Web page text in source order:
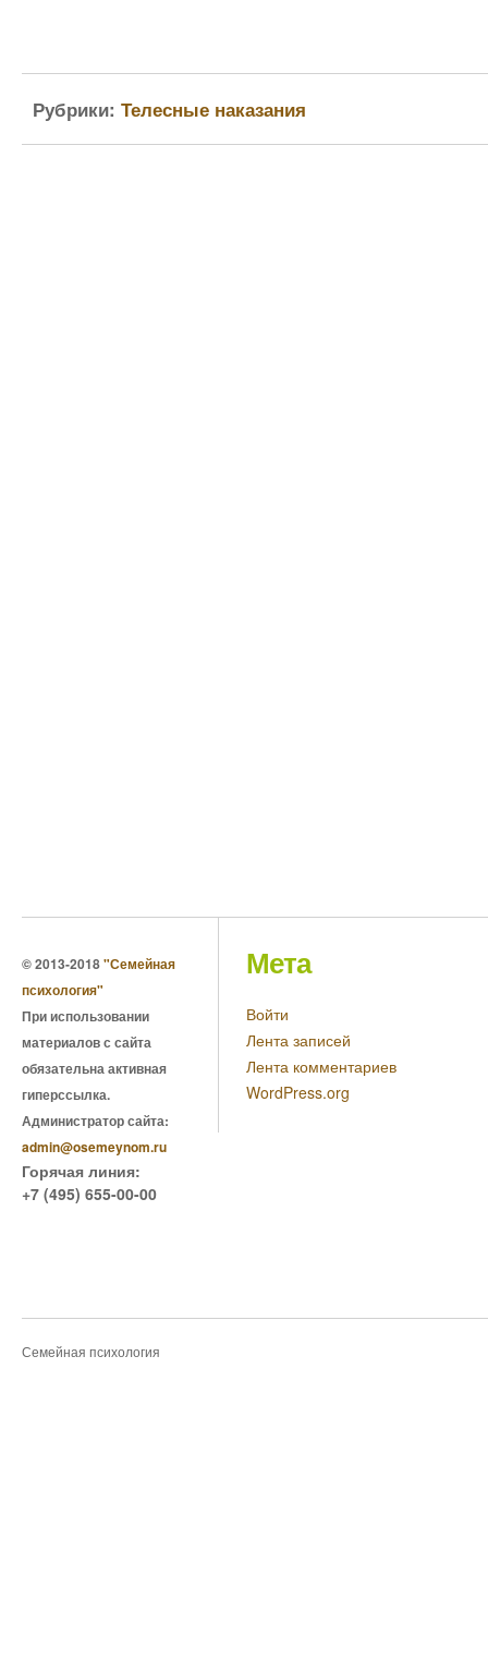
Рубрики: Телесные наказания
© 2013-2018"Семейная
психология"
При использовании
материалов с сайта
обязательна активная
гиперссылка.
Администратор сайта:
admin@osemeynom.ru
Горячая линия:
+7 (495) 655-00-00
Мета
Войти
Лента записей
Лента комментариев
WordPress.org
Семейная психология